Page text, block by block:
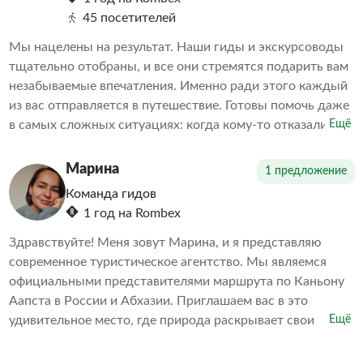
45 посетителей
Мы нацелены на результат. Наши гиды и экскурсоводы
тщательно отобраны, и все они стремятся подарить вам
незабываемые впечатления. Именно ради этого каждый
из вас отправляется в путешествие. Готовы помочь даже
в самых сложных ситуациях: когда кому-то отказали в
впечатления от проведенных экскурсий другими
организаторами. Делаем всё возможное, чтобы наши
клиенты остались довольны. А дальше выбор за вами
Ещё
Марина 1 предложение
Команда гидов
1 год на Rombex
Здравствуйте! Меня зовут Марина, и я представляю
современное туристическое агентство. Мы являемся
официальными представителями маршрута по Каньону
Аапста в России и Абхазии. Приглашаем вас в это
удивительное место, где природа раскрывает свои
Ещё